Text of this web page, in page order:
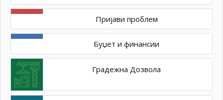
Пријави проблем
Буџет и финансии
Градежна Дозвола